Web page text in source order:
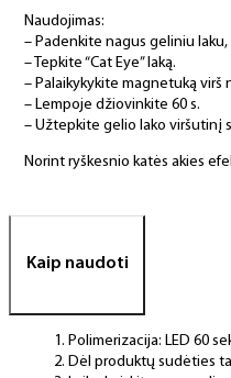
Naudojimas:
– Padenkite nagus geliniu
– Tepkite “Cat Eye” laką.
– Palaikykykite magnetuką virš
– Lempoje džiovinkite 60 s.
– Užtepkite gelio lako viršutinį
Norint ryškesnio katės akies
Kaip naudoti
Polimerizacija: LED 60
Dėl produktų sudėties